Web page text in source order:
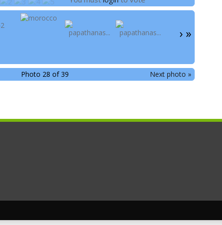
› »
Next photo »
Photo 28 of 39